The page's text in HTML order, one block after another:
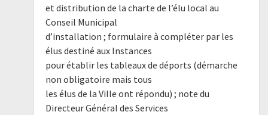
et distribution de la charte de l’élu local au
Conseil Municipal
d’installation ; formulaire à compléter par les
élus destiné aux Instances
pour établir les tableaux de déports (démarche
non obligatoire mais tous
les élus de la Ville ont répondu) ; note du
Directeur Général des Services